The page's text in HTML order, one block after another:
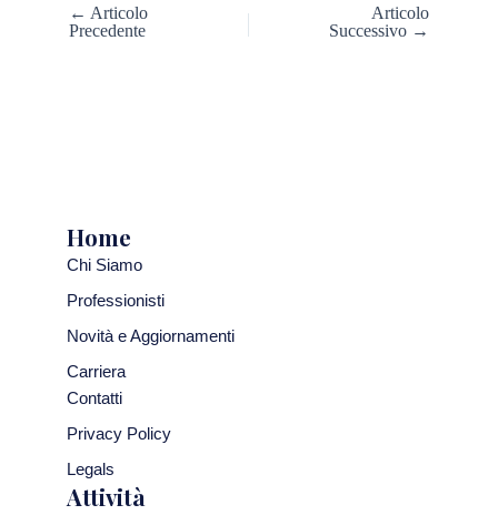
← Articolo
Precedente
Articolo
Successivo →
Home
Chi Siamo
Professionisti
Novità e Aggiornamenti
Carriera
Contatti
Privacy Policy
Legals
Attività